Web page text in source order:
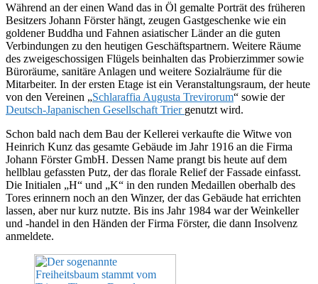
Während an der einen Wand das in Öl gemalte Porträt des früheren
Besitzers Johann Förster hängt, zeugen Gastgeschenke wie ein
goldener Buddha und Fahnen asiatischer Länder an die guten
Verbindungen zu den heutigen Geschäftspartnern. Weitere Räume
des zweigeschossigen Flügels beinhalten das Probierzimmer sowie
Büroräume, sanitäre Anlagen und weitere Sozialräume für die
Mitarbeiter. In der ersten Etage ist ein Veranstaltungsraum, der heute
von den Vereinen „Schlaraffia Augusta Trevirorum“ sowie der
Deutsch-Japanischen Gesellschaft Trier genutzt wird.
Schon bald nach dem Bau der Kellerei verkaufte die Witwe von
Heinrich Kunz das gesamte Gebäude im Jahr 1916 an die Firma
Johann Förster GmbH. Dessen Name prangt bis heute auf dem
hellblau gefassten Putz, der das florale Relief der Fassade einfasst.
Die Initialen „H“ und „K“ in den runden Medaillen oberhalb des
Tores erinnern noch an den Winzer, der das Gebäude hat errichten
lassen, aber nur kurz nutzte. Bis ins Jahr 1984 war der Weinkeller
und -handel in den Händen der Firma Förster, die dann Insolvenz
anmeldete.